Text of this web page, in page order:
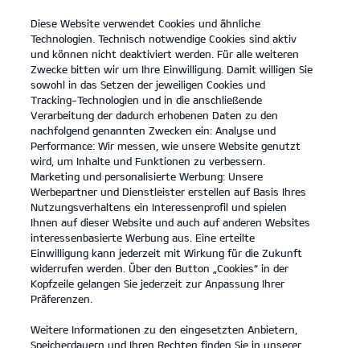
open
menu
KONTAKT
Der Kia Sorento
Konfigurator
... ... DER KIA SORENTO
Der Kia Sorento.
Stilvoll vorausfahren.
Diese Website verwendet Cookies und ähnliche
Technologien. Technisch notwendige Cookies sind aktiv
und können nicht deaktiviert werden. Für alle weiteren
Zwecke bitten wir um Ihre Einwilligung. Damit willigen Sie
sowohl in das Setzen der jeweiligen Cookies und
Tracking-Technologien und in die anschließende
Verarbeitung der dadurch erhobenen Daten zu den
nachfolgend genannten Zwecken ein: Analyse und
Performance: Wir messen, wie unsere Website genutzt
wird, um Inhalte und Funktionen zu verbessern.
Marketing und personalisierte Werbung: Unsere
Werbepartner und Dienstleister erstellen auf Basis Ihres
Nutzungsverhaltens ein Interessenprofil und spielen
Ihnen auf dieser Website und auch auf anderen Websites
interessenbasierte Werbung aus. Eine erteilte
Einwilligung kann jederzeit mit Wirkung für die Zukunft
widerrufen werden. Über den Button „Cookies“ in der
Kopfzeile gelangen Sie jederzeit zur Anpassung Ihrer
Präferenzen.
Weitere Informationen zu den eingesetzten Anbietern,
Speicherdauern und Ihren Rechten finden Sie in unserer